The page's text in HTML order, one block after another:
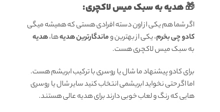
🎁 هدیه به سبک میس لاکچری:
اگر شما هم یکی از اون دسته افرادی هستی که همیشه میگی
کادو چی بخرم، یکی از بهترین وماندگارترین هدیهها،هدیه
به سبک میس لاکچری هست.
برای کادو پیشنهاد ما شال یا روسری با ترکیب ابریشم هست.
اما اگر حتی نخواید ابریشمی انتخاب کنید سایر شال یا روسری
هایی که رنگ و لعاب خوبی دارند برای هدیه عالی هستند.